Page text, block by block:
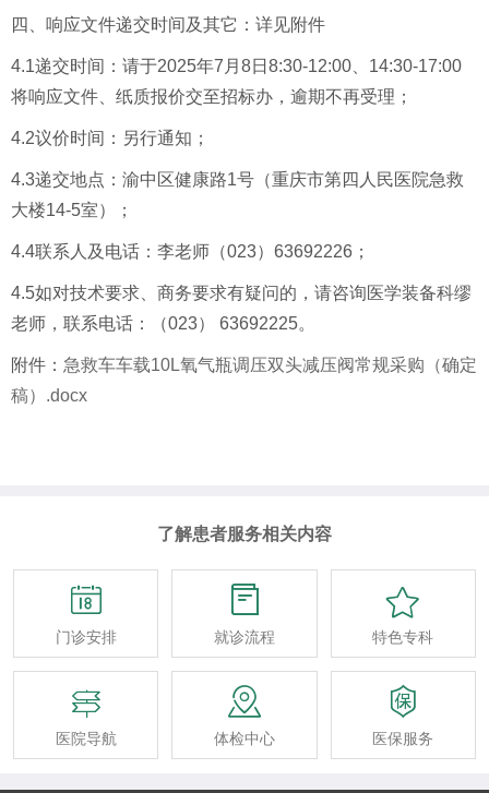
四、响应文件递交时间及其它：详见附件
4.1递交时间：请于2025年7 月 8日 8:30-12:00、14:30-17:00
将响应文件、纸质报价交至招标办，逾期不再受理；
4.2议价时间：另行通知；
4.3递交地点：渝中区健康路1号（重庆市第四人民医院急救
大楼14-5室）；
4.4联系人及电话：李老师 （023） 63692226 ；
4.5如对技术要求、商务要求有疑问的，请咨询医学装备科缪
老师，联系电话 ： （023） 63692225。
附件： 急救车车载10L氧气瓶调压双头减压阀常规采购（确定
稿）.docx
了解患者服务相关内容

门诊安排

就诊流程

特色专科

医院导航

体检中心

医保服务